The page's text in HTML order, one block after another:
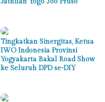
Jathilan Yogo Joo Pruso
Tingkatkan Sinergitas, Ketua
IWO Indonesia Provinsi
Yogyakarta Bakal Road Show
ke Seluruh DPD se-DIY